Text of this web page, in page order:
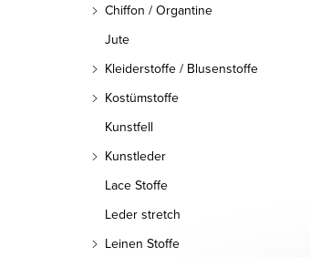
Chiffon / Organtine
Jute
Kleiderstoffe / Blusenstoffe
Kostümstoffe
Kunstfell
Kunstleder
Lace Stoffe
Leder stretch
Leinen Stoffe